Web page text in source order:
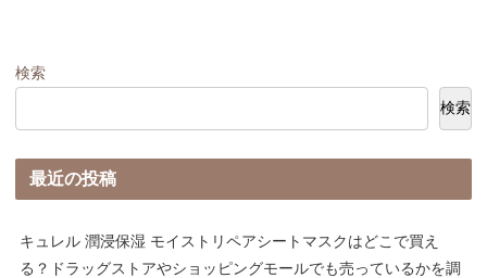
検索
検索
最近の投稿
キュレル 潤浸保湿 モイストリペアシートマスクはどこで買え
る？ドラッグストアやショッピングモールでも売っているかを調